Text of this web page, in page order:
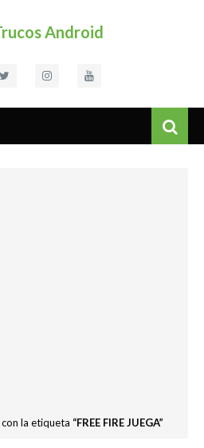
Android
la etiqueta FREE FIRE JUEGA